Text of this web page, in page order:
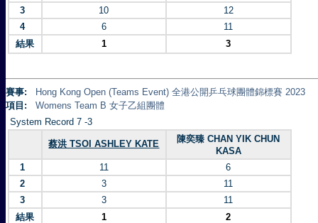
3
10
12
4
6
11
結果
1 3
賽事:
Hong Kong Open (Teams Event) 全港公開乒乓球團體錦標賽 2023
項目:
Womens Team B 女子乙組團體
System Record 7 -3
蔡洪 TSOI ASHLEY KATE
陳奕臻 CHAN YIK CHUN
KASA
1
11
6
2
3
11
3
3
11
結果
1 2